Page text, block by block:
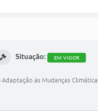
Situação: EM VIGOR
às Mudanças